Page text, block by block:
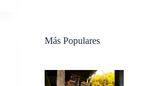
Más Populares